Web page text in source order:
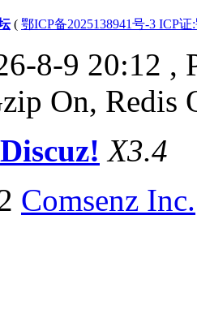
( 鄂ICP备2025138941号-3 ICP
8-9 20:12 ,
On, Redis
Discuz! X3.4
Comsenz Inc.